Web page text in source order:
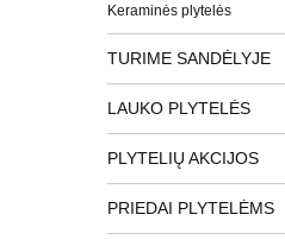
Keraminės plytelės
TURIME SANDĖLYJE
LAUKO PLYTELĖS
PLYTELIŲ AKCIJOS
PRIEDAI PLYTELĖMS